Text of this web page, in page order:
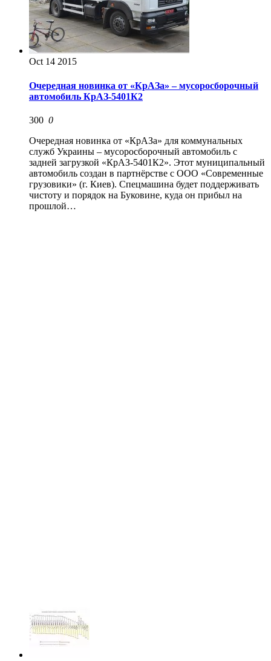
Oct 14 2015
Очередная новинка от «КрАЗа» – мусоросборочный
автомобиль КрАЗ-5401К2
300 0
Очередная новинка от «КрАЗа» для коммунальных
служб Украины – мусоросборочный автомобиль с
задней загрузкой «КрАЗ-5401К2». Этот муниципальный
автомобиль создан в партнёрстве с ООО «Современные
грузовики» (г. Киев). Спецмашина будет поддерживать
чистоту и порядок на Буковине, куда он прибыл на
прошлой…